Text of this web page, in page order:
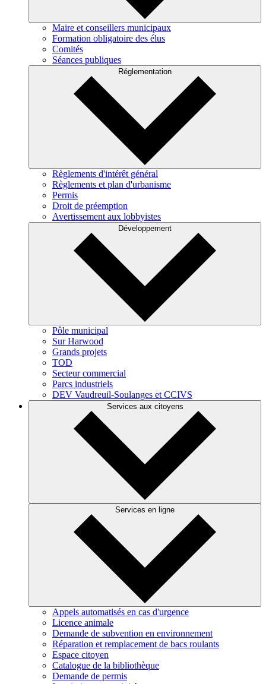
Maire et conseillers municipaux
Formation obligatoire des élus
Comités
Séances publiques
Réglementation
Règlements d'intérêt général
Règlements et plan d'urbanisme
Permis
Droit de préemption
Avertissement aux lobbyistes
Développement
Pôle municipal
Sur Harwood
Grands projets
TOD
Secteur commercial
Parcs industriels
DEV Vaudreuil-Soulanges et CCIVS
Services aux citoyens
Services en ligne
Appels automatisés en cas d'urgence
Licence animale
Demande de subvention en environnement
Réparation et remplacement de bacs roulants
Espace citoyen
Catalogue de la bibliothèque
Demande de permis